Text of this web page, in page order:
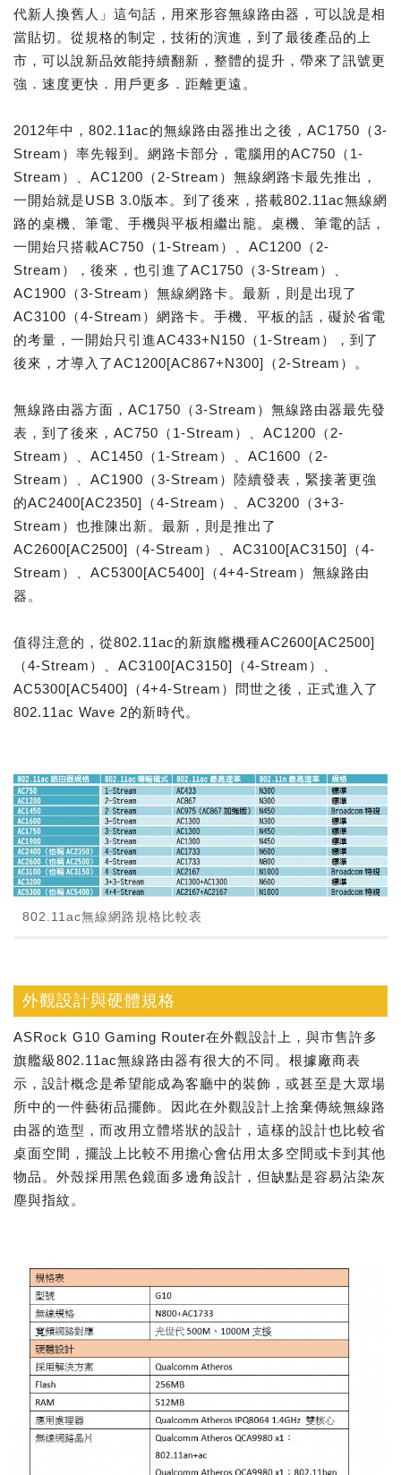
代新人換舊人」這句話，用來形容無線路由器，可以說是相
當貼切。從規格的制定，技術的演進，到了最後產品的上
市，可以說新品效能持續翻新，整體的提升，帶來了訊號更
強．速度更快．用戶更多．距離更遠。
2012年中，802.11ac的無線路由器推出之後，AC1750（3-
Stream）率先報到。網路卡部分，電腦用的AC750（1-
Stream）、AC1200（2-Stream）無線網路卡最先推出，
一開始就是USB 3.0版本。到了後來，搭載802.11ac無線網
路的桌機、筆電、手機與平板相繼出籠。桌機、筆電的話，
一開始只搭載AC750（1-Stream）、AC1200（2-
Stream），後來，也引進了AC1750（3-Stream）、
AC1900（3-Stream）無線網路卡。最新，則是出現了
AC3100（4-Stream）網路卡。手機、平板的話，礙於省電
的考量，一開始只引進AC433+N150（1-Stream），到了
後來，才導入了AC1200[AC867+N300]（2-Stream）。
無線路由器方面，AC1750（3-Stream）無線路由器最先發
表，到了後來，AC750（1-Stream）、AC1200（2-
Stream）、AC1450（1-Stream）、AC1600（2-
Stream）、AC1900（3-Stream）陸續發表，緊接著更強
的AC2400[AC2350]（4-Stream）、AC3200（3+3-
Stream）也推陳出新。最新，則是推出了
AC2600[AC2500]（4-Stream）、AC3100[AC3150]（4-
Stream）、AC5300[AC5400]（4+4-Stream）無線路由
器。
值得注意的，從802.11ac的新旗艦機種AC2600[AC2500]
（4-Stream）、AC3100[AC3150]（4-Stream）、
AC5300[AC5400]（4+4-Stream）問世之後，正式進入了
802.11ac Wave 2的新時代。
802.11ac無線網路規格比較表
外觀設計與硬體規格
ASRock G10 Gaming Router在外觀設計上，與市售許多
旗艦級802.11ac無線路由器有很大的不同。根據廠商表
示，設計概念是希望能成為客廳中的裝飾，或甚至是大眾場
所中的一件藝術品擺飾。因此在外觀設計上捨棄傳統無線路
由器的造型，而改用立體塔狀的設計，這樣的設計也比較省
桌面空間，擺設上比較不用擔心會佔用太多空間或卡到其他
物品。外殼採用黑色鏡面多邊角設計，但缺點是容易沾染灰
塵與指紋。